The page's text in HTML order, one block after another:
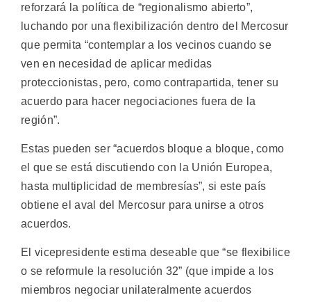
reforzará la política de “regionalismo abierto”,
luchando por una flexibilización dentro del Mercosur
que permita “contemplar a los vecinos cuando se
ven en necesidad de aplicar medidas
proteccionistas, pero, como contrapartida, tener su
acuerdo para hacer negociaciones fuera de la
región”.
Estas pueden ser “acuerdos bloque a bloque, como
el que se está discutiendo con la Unión Europea,
hasta multiplicidad de membresías”, si este país
obtiene el aval del Mercosur para unirse a otros
acuerdos.
El vicepresidente estima deseable que “se flexibilice
o se reformule la resolución 32” (que impide a los
miembros negociar unilateralmente acuerdos